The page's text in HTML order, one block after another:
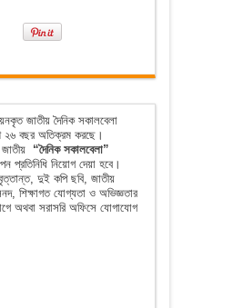
জাতীয় দৈনিক সকালবেলা
২৬ বছর অতিক্রম করছে।
“দৈনিক সকালবেলা”
প্রতিনিধি নিয়োগ দেয়া হবে।
দুই কপি ছবি, জাতীয়
শিক্ষাগত যোগ্যতা ও অভিজ্ঞতার
অথবা সরাসরি অফিসে যোগাযোগ